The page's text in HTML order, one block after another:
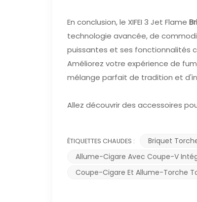
En conclusion, le XIFEI 3 Jet Flame
technologie avancée, de
puissantes et ses fonctionnalités
Améliorez votre expérience de
mélange parfait de tradition et
Allez découvrir des accessoires
ÉTIQUETTES CHAUDES : Briquet
Allume-Cigare Avec Coupe-V
Coupe-Cigare Et Allume-Torche